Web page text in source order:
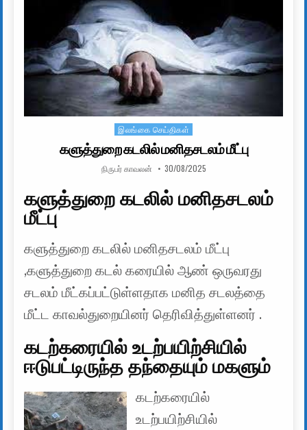
Posted in
இலங்கை செய்திகள்
களுத்துறை கடலில் மனிதசடலம் மீட்பு
AUTHOR:
நிருபர் காவலன் PUBLISHED DATE:
30/08/2025
களுத்துறை கடலில் மனிதசடலம்
மீட்பு
களுத்துறை கடலில் மனிதசடலம் மீட்பு
,களுத்துறை கடல் கரையில் ஆண் ஒருவரது
சடலம் மீட்கப்பட்டுள்ளதாக மனித சடலத்தை
மீட்ட காவல்துறையினர் தெரிவித்துள்ளனர் .
கடற்கரையில் உடற்பயிற்சியில்
ஈடுபட்டிருந்த தந்தையும் மகளும்
கடற்கரையில்
உடற்பயிற்சியில்